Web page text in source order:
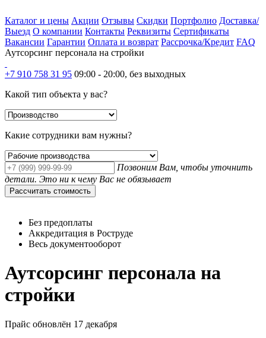
Каталог и цены Акции Отзывы Скидки Портфолио Доставка/
Выезд О компании Контакты Реквизиты Сертификаты
Вакансии Гарантии Оплата и возврат Рассрочка/Кредит FAQ
Аутсорсинг персонала на стройки
+7 910 758 31 95 09:00 - 20:00, без выходных
Какой тип объекта у вас?
Какие сотрудники вам нужны?
Позвоним Вам, чтобы уточнить
детали. Это ни к чему Вас не обязывает
Рассчитать стоимость
Без предоплаты
Аккредитация в Роструде
Весь документооборот
Аутсорсинг персонала на
стройки
Прайс обновлён 17 декабря